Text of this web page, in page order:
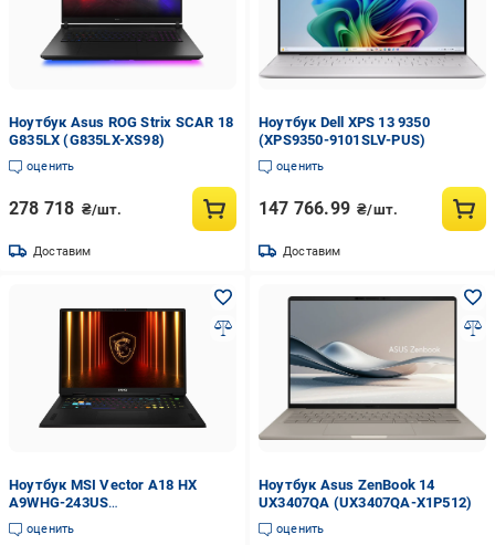
Ноутбук Asus ROG Strix SCAR 18
G835LX (G835LX-XS98)
оценить
278 718 ₴/шт.
Доставим
Ноутбук Dell XPS 13 9350
(XPS9350-9101SLV-PUS)
оценить
147 766.99 ₴/шт.
Доставим
Ноутбук MSI Vector A18 HX
A9WHG-243US
(VECTORA18HX243)
оценить
Ноутбук Asus ZenBook 14
UX3407QA (UX3407QA-X1P512)
оценить